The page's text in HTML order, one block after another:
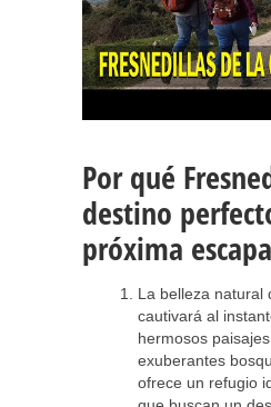
Por qué
destino
próxima
La belleza natural
cautivará al
hermosos
exuberantes
ofrece un refugio